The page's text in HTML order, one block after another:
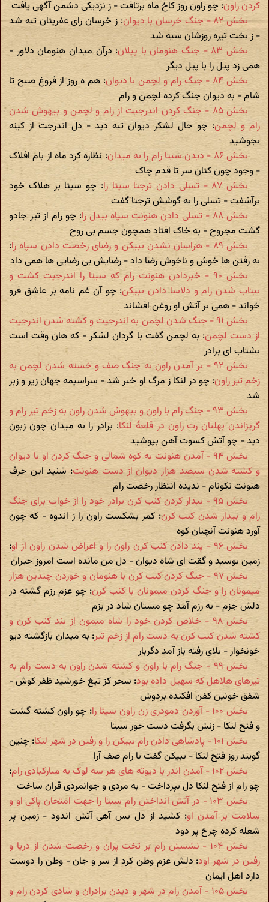
کردن راون: چو راون روز کاخ ماه برتافت - ز نزدیکی دشمن آگهی یافت
بخش ۸۲ - جنگ خرسان با دیوان
: ز خرسان رای عفریتان تبه شد
- ز بخت تیره روزشان سیه شد
بخش ۸۳ - جنگ هنومان با پیلان
: درآن میدان هنومان دلاور -
همی زد پیل را با پیل دیگر
بخش ۸۴ - جنگ رام و لچمن با دیوان
: هم ه روز از فروغ صبح تا
شام - به دیوان جنگ کرده لچمن و رام
بخش ۸۵ - جنگ کردن اندرجیت از رام و لچمن و بیهوش شدن
رام و لچمن: چو حال لشکر دیوان تبه دید - دل اندرجت از کینه
بجوشید
بخش ۸۶ - دیدن سیتا رام را به میدان
: نظاره کرد ماه از بام افلاک
- وجود چون کتان سر تا قدم چاک
بخش ۸۷ - تسلی دادن ترجتا سیتا را
: چو سیتا بر هلاک خود
برآشفت - تسلی را به گوشش ترجتا گفت
بخش ۸۸ - تسلی دادن هنونت سپاه بیدل را
: چو رام از تیر جادو
گشت مجروح - به خاک افتاد همچون جسم بی روح
بخش ۸۹ - هراسان نشدن ببیکن و رضای رخصت دادن سپاه را
:
به رفتن ها خوش و ناخوش رضا داد - رضایش بی رضایی ها همی داد
بخش ۹۰ - خبردادن هنونت رام که سیتا را اندرجیت کشت و
بیتاب شدن رام و دلاسا دادن ببیکن: چو آن غم نامه بر عاشق فرو
خواند - همی بر آتش او روغن افشاند
بخش ۹۱ - جنگ شدن لچمن به اندرجیت و کشته شدن اندرجیت
از دست لچمن: به لچمن گفت با گردان لشکر - که هان وقت است
بشتاب ای برادر
بخش ۹۲ - بر آمدن راون به جنگ صف و خسته شدن لچمن به
زخم تیر راون: چو در لنکا ز مرگ او خبر شد - سراسیمه جهان زیر و زبر
شد
بخش ۹۳ - جنگ رام با راون و بیهوش شدن راون به زخم تیر رام و
گریزاندن بهلبان رت راون در قلعۀ لنکا: برادر را به میدان چون زبون
دید - چو آتش کسوت آهن بپوشید
بخش ۹۴ - آمدن هنونت به کوه شمالی و جنگ کردن او با دیوان
و کشته شدن سیصد هزار دیوان از دست هنونت: شنید این حرف
هنونت نکونام - ندیده انتظار رخصت رام
بخش ۹۵ - بیدار کردن کنب کرن برادر خود را از خواب برای جنگ
رام و بیدار شدن کنب کرن: کمر بشکست راون را ز اندوه - که چون
آورد هنونت آنچنان کوه
بخش ۹۶ - پند دادن کنب کرن راون را و اعراض شدن راون از او
:
زمین بوسید و گقت ای شاه دیوان - دل من مانده است امروز حیران
بخش ۹۷ - جنگ کردن کنب کرن با هنومان و خوردن چندین هزار
میمونان را و جنگ کردن میمونان با کنب کرن: چو عزم رزم گشته در
دلش جزم - به رزم آمد چو مستان شاد در بزم
بخش ۹۸ - خلاص کردن خود را شاه میمون از بند کنب کرن و
کشته شدن کنب کرن به دست رام از زخم تیر: به میدان بازگشته دیو
خونخوار - بلای رفته باز آمد دگربار
بخش ۹۹ - جنگ رام با راون و کشته شدن راون به دست رام به
تیرهای هلاهل که سهیل داده بود: سحر کز تیغ خورشید ظفر کوش -
شفق خونین کفن افکنده بردوش
بخش ۱۰۰ - آوردن دمودری زن راون سیتا را
: چو راون کشته گشت
و فتح لنکا - زنش بگرفت دست حور سیتا
بخش ۱۰۱ - پادشاهی دادن رام ببیکن را و رفتن در شهر لنکا
: چنین
گویند روز فتح لنکا - ببیکن گفت با رام صف آرا
بخش ۱۰۲ - آمدن اندر با دیوته های هر سه لوک به مبارکبادی رام
:
چو رام از فتح لنکا دل بپرداخت - به مردی و جوانمردی قران ساخت
بخش ۱۰۳ - در آتش انداختن رام سیتا را جهت امتحان پاکی او و
سلامت بر آمدن او: کشید از دل بس آهی آتش اندود - زمین پر
شعله کرده چرخ پر دود
بخش ۱۰۴ - نشستن رام بر تخت پران و رخصت شدن از دریا و
رفتن در شهر اود: دلش عزم وطن کرد از سر و جان - وطن را دوست
دارد اهل ایمان
بخش ۱۰۵ - آمدن رام در شهر و دیدن برادران و شادی کردن رام و